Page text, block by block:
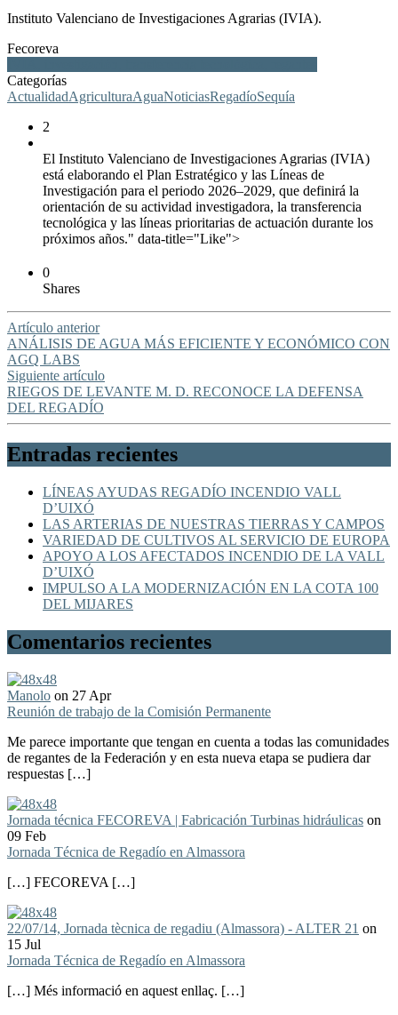
Instituto Valenciano de Investigaciones Agrarias (IVIA).
Fecoreva
Categorías
ActualidadAgriculturaAguaNoticiasRegadíoSequía
2
El Instituto Valenciano de Investigaciones Agrarias (IVIA)
está elaborando el Plan Estratégico y las Líneas de
Investigación para el periodo 2026–2029, que definirá la
orientación de su actividad investigadora, la transferencia
tecnológica y las líneas prioritarias de actuación durante los
próximos años." data-title="Like">
0
Shares
Artículo anterior
ANÁLISIS DE AGUA MÁS EFICIENTE Y ECONÓMICO CON
AGQ LABS
Siguiente artículo
RIEGOS DE LEVANTE M. D. RECONOCE LA DEFENSA
DEL REGADÍO
Entradas recientes
LÍNEAS AYUDAS REGADÍO INCENDIO VALL
D’UIXÓ
LAS ARTERIAS DE NUESTRAS TIERRAS Y CAMPOS
VARIEDAD DE CULTIVOS AL SERVICIO DE EUROPA
APOYO A LOS AFECTADOS INCENDIO DE LA VALL
D’UIXÓ
IMPULSO A LA MODERNIZACIÓN EN LA COTA 100
DEL MIJARES
Comentarios recientes
Manolo on 27 Apr
Reunión de trabajo de la Comisión Permanente
Me parece importante que tengan en cuenta a todas las comunidades
de regantes de la Federación y en esta nueva etapa se pudiera dar
respuestas […]
Jornada técnica FECOREVA | Fabricación Turbinas hidráulicas on
09 Feb
Jornada Técnica de Regadío en Almassora
[…] FECOREVA […]
22/07/14, Jornada tècnica de regadiu (Almassora) - ALTER 21 on
15 Jul
Jornada Técnica de Regadío en Almassora
[…] Més informació en aquest enllaç. […]